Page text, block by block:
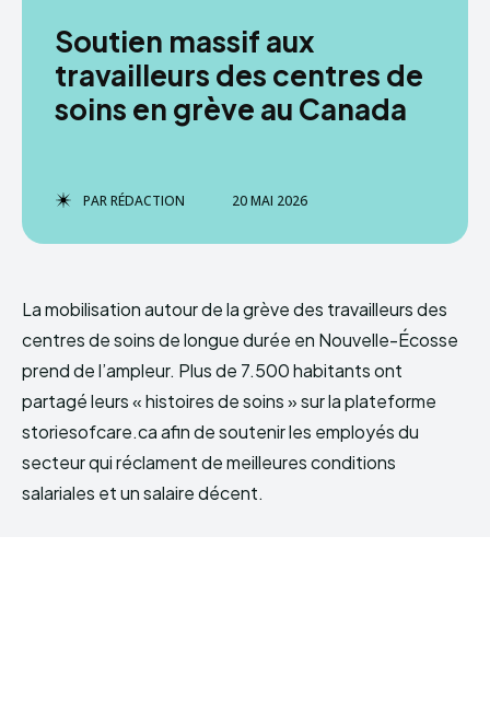
Soutien massif aux
travailleurs des centres de
soins en grève au Canada
PARRÉDACTION 20 MAI 2026
La mobilisation autour de la grève des travailleurs des
centres de soins de longue durée en Nouvelle-Écosse
prend de l’ampleur. Plus de 7.500 habitants ont
partagé leurs « histoires de soins » sur la plateforme
storiesofcare.ca afin de soutenir les employés du
secteur qui réclament de meilleures conditions
salariales et un salaire décent.